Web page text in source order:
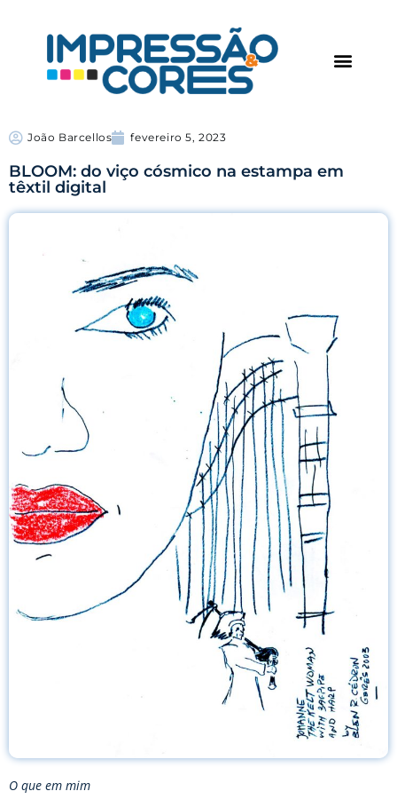
João Barcellos fevereiro 5, 2023
BLOOM: do viço cósmico na estampa em
têxtil digital
O que em mim